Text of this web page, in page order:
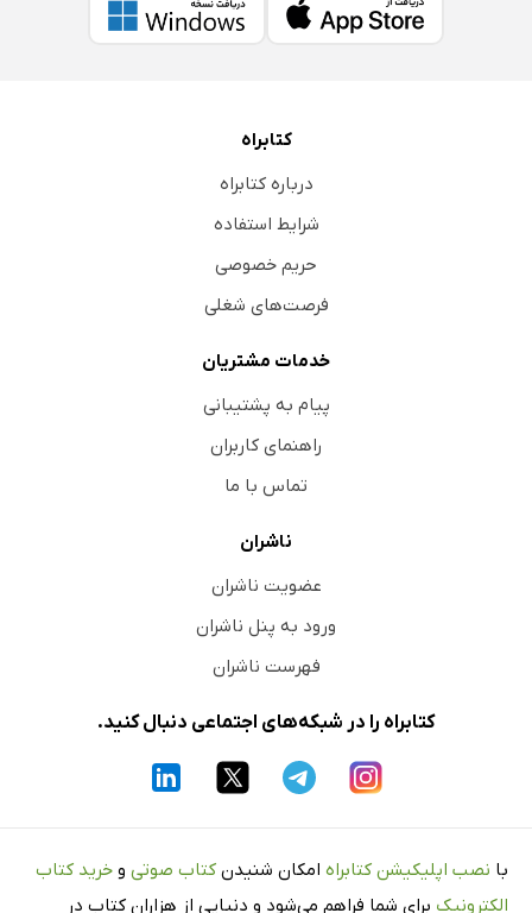
کتابراه
درباره کتابراه
شرایط استفاده
حریم خصوصی
فرصت‌های شغلی
خدمات مشتریان
پیام به پشتیبانی
راهنمای کاربران
تماس با ما
ناشران
عضویت ناشران
ورود به پنل ناشران
فهرست ناشران
کتابراه را در شبکه‌های اجتماعی دنبال کنید.
با نصب اپلیکیشن کتابراه امکان شنیدن کتاب صوتی و خرید کتاب
الکترونیک برای شما فراهم می‌شود و دنیایی از هزاران کتاب در